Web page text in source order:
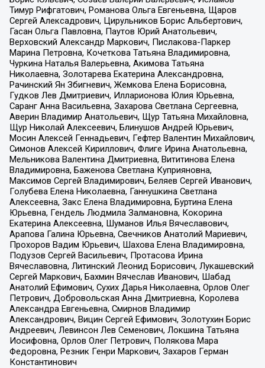
Тимур Рифгатович, Романова Ольга Евгеньевна, Щаров
Сергей Алексадрович, Цирульников Борис Альбертович,
Гасан Ольга Павловна, Паутов Юрий Анатольевич,
Верховский Александр Маркович, Пислакова-Паркер
Марина Петровна, Кочеткова Татьяна Владимировна,
Чуркина Наталья Валерьевна, Акимова Татьяна
Николаевна, Золотарева Екатерина Александровна,
Рачинский Ян Збигневич, Жемкова Елена Борисовна,
Гудков Лев Дмитриевич, Илларионова Юлия Юрьевна,
Саранг Анна Васильевна, Захарова Светлана Сергеевна,
Аверин Владимир Анатольевич, Щур Татьяна Михайловна,
Щур Николай Алексеевич, Блинушов Андрей Юрьевич,
Мосин Алексей Геннадьевич, Гефтер Валентин Михайлович,
Симонов Алексей Кириллович, Флиге Ирина Анатольевна,
Мельникова Валентина Дмитриевна, Вититинова Елена
Владимировна, Баженова Светлана Куприяновна,
Максимов Сергей Владимирович, Беляев Сергей Иванович,
Голубева Елена Николаевна, Ганнушкина Светлана
Алексеевна, Закс Елена Владимировна, Буртина Елена
Юрьевна, Гендель Людмила Залмановна, Кокорина
Екатерина Алексеевна, Шуманов Илья Вячеславович,
Арапова Галина Юрьевна, Свечников Анатолий Мариевич,
Прохоров Вадим Юрьевич, Шахова Елена Владимировна,
Подузов Сергей Васильевич, Протасова Ирина
Вячеславовна, Литинский Леонид Борисович, Лукашевский
Сергей Маркович, Бахмин Вячеслав Иванович, Шабад
Анатолий Ефимович, Сухих Дарья Николаевна, Орлов Олег
Петрович, Добровольская Анна Дмитриевна, Королева
Александра Евгеньевна, Смирнов Владимир
Александрович, Вицин Сергей Ефимович, Золотухин Борис
Андреевич, Левинсон Лев Семенович, Локшина Татьяна
Иосифовна, Орлов Олег Петрович, Полякова Мара
Федоровна, Резник Генри Маркович, Захаров Герман
Константинович